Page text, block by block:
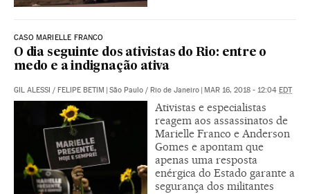
CASO MARIELLE FRANCO
O dia seguinte dos ativistas do Rio: entre o
medo e a indignação ativa
GIL ALESSI / FELIPE BETIM São Paulo / Rio de Janeiro MAR 16, 2018 - 12:04 EDT
Ativistas e especialistas
reagem aos assassinatos de
Marielle Franco e Anderson
Gomes e apontam que
apenas uma resposta
enérgica do Estado garante a
segurança dos militantes